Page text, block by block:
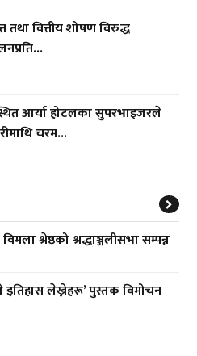
तथा वित्तीय शोषण विरुद्ध
आर्या होटलका सुपरभाइजरले
चरम...
श्रेष्ठको श्रद्धाञ्जलीसभा सम्पन्न
इतिहास लेख्नेहरू’ पुस्तक विमोचन